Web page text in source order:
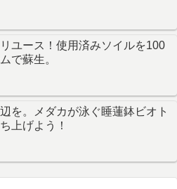
ユース！使用済みソイルを100
で蘇生。
を。メダカが泳ぐ睡蓮鉢ビオト
上げよう！